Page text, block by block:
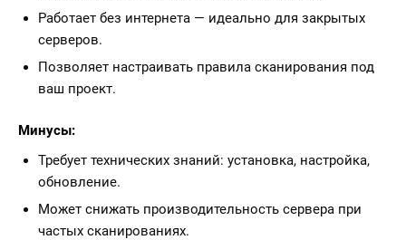
Работает без интернета — идеально для закрытых
серверов.
Позволяет настраивать правила сканирования под
ваш проект.
Минусы:
Требует технических знаний: установка, настройка,
обновление.
Может снижать производительность сервера при
частых сканированиях.